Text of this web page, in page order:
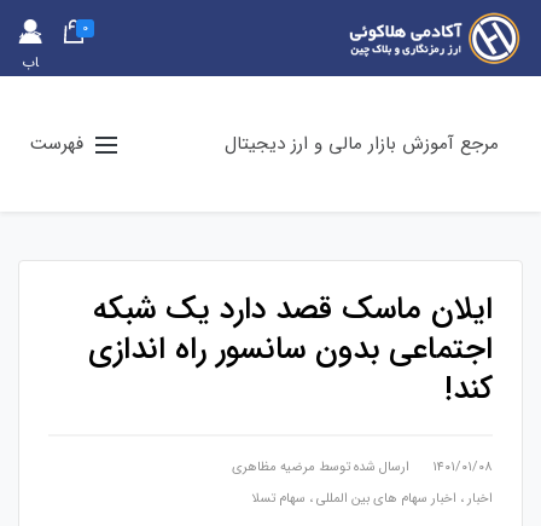
حس
اب
0
مرجع آموزش بازار مالی و ارز دیجیتال فهرست
ایلان ماسک قصد دارد یک شبکه
اجتماعی بدون سانسور راه اندازی
کند!
۱۴۰۱/۰۱/۰۸ ارسال شده توسط مرضیه مظاهری
اخبار ، اخبار سهام های بین المللی، سهام تسلا